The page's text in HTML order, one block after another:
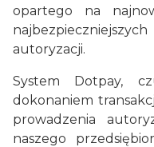
opartego na
autoryzacji.
System Dotpay,
dokonaniem
prowadzenia
naszego